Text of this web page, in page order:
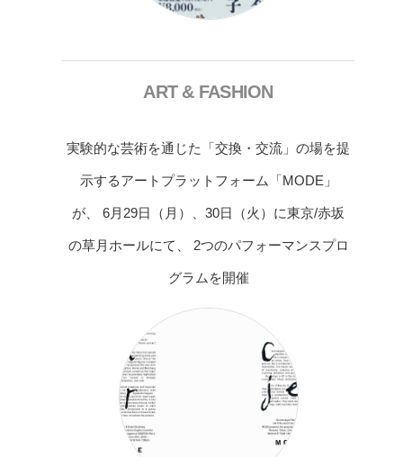
ART & FASHION
実験的な芸術を通じた「交換・交流」の場を提
示するアートプラットフォーム「MODE」
が、 6月29日（月）、30日（火）に東京/赤坂
の草月ホールにて、 2つのパフォーマンスプロ
グラムを開催